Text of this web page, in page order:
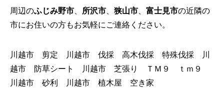
周辺のふじみ野市 所沢市 狭山市 富士見市の近隣の
市にお住いの方もお気軽にご連絡ください。
川越市 剪定 川越市 伐採 高木伐採 特殊伐採 川
越市 防草シート 川越市 芝張り ＴＭ９ ｔｍ９
川越市 砂利 川越市 植木屋 空き家